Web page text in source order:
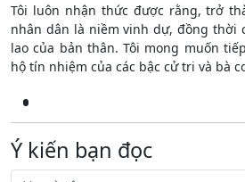
Tôi luôn nhận thức được rằng, trở
nhân dân là niềm vinh dự, đồng thời
lao của bản thân. Tôi mong muốn
hộ tín nhiệm của các bậc cử tri và bà
Ý kiến bạn đọc